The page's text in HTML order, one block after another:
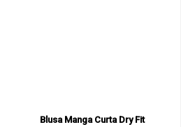
Blusa Manga Curta Dry Fit